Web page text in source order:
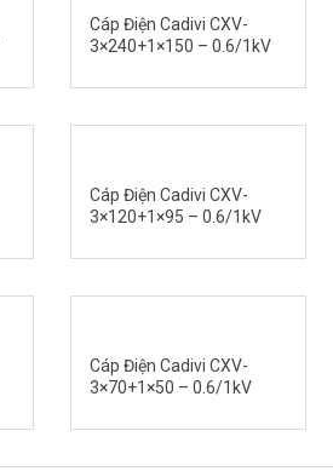
Cáp Điện Cadivi CXV-
3×240+1×150 – 0.6/1kV
Cáp Điện Cadivi CXV-
3×120+1×95 – 0.6/1kV
Cáp Điện Cadivi CXV-
3×70+1×50 – 0.6/1kV